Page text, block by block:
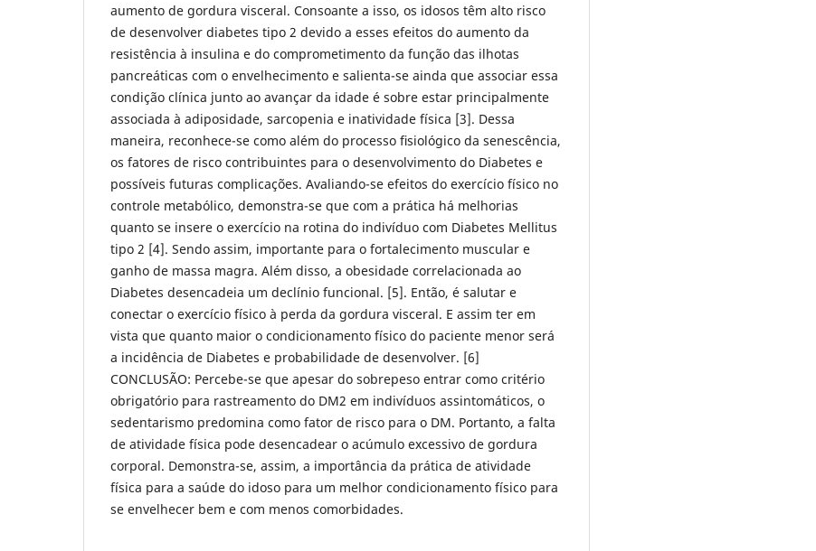
aumento de gordura visceral. Consoante a isso, os idosos têm alto risco
de desenvolver diabetes tipo 2 devido a esses efeitos do aumento da
resistência à insulina e do comprometimento da função das ilhotas
pancreáticas com o envelhecimento e salienta-se ainda que associar essa
condição clínica junto ao avançar da idade é sobre estar principalmente
associada à adiposidade, sarcopenia e inatividade física [3]. Dessa
maneira, reconhece-se como além do processo ﬁsiológico da senescência,
os fatores de risco contribuintes para o desenvolvimento do Diabetes e
possíveis futuras complicações. Avaliando-se efeitos do exercício físico no
controle metabólico, demonstra-se que com a prática há melhorias
quanto se insere o exercício na rotina do indivíduo com Diabetes Mellitus
tipo 2 [4]. Sendo assim, importante para o fortalecimento muscular e
ganho de massa magra. Além disso, a obesidade correlacionada ao
Diabetes desencadeia um declínio funcional. [5]. Então, é salutar e
conectar o exercício físico à perda da gordura visceral. E assim ter em
vista que quanto maior o condicionamento físico do paciente menor será
a incidência de Diabetes e probabilidade de desenvolver. [6]
CONCLUSÃO: Percebe-se que apesar do sobrepeso entrar como critério
obrigatório para rastreamento do DM2 em indivíduos assintomáticos, o
sedentarismo predomina como fator de risco para o DM. Portanto, a falta
de atividade física pode desencadear o acúmulo excessivo de gordura
corporal. Demonstra-se, assim, a importância da prática de atividade
física para a saúde do idoso para um melhor condicionamento físico para
se envelhecer bem e com menos comorbidades.